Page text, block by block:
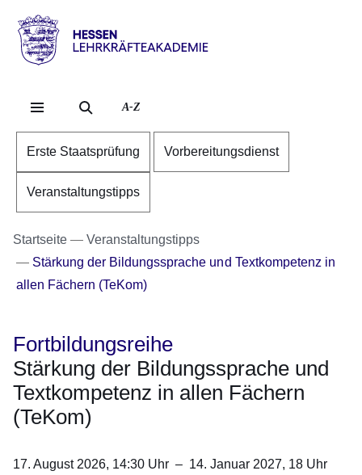
Direkt zum Kopf der
Direkt zum Inhalt
Direkt zum Fuß der
Hessen
Lehrkräfteakademie
A-Z
Erste Staatsprüfung Vorbereitungsdienst
Veranstaltungstipps
Startseite
Veranstaltungstipps
Stärkung der Bildungssprache und Textkompetenz in
allen Fächern (TeKom)
Fortbildungsreihe
Stärkung der Bildungssprache und
Textkompetenz in allen Fächern
(TeKom)
17. August 2026, 14:30 Uhr – 14. Januar 2027, 18 Uhr